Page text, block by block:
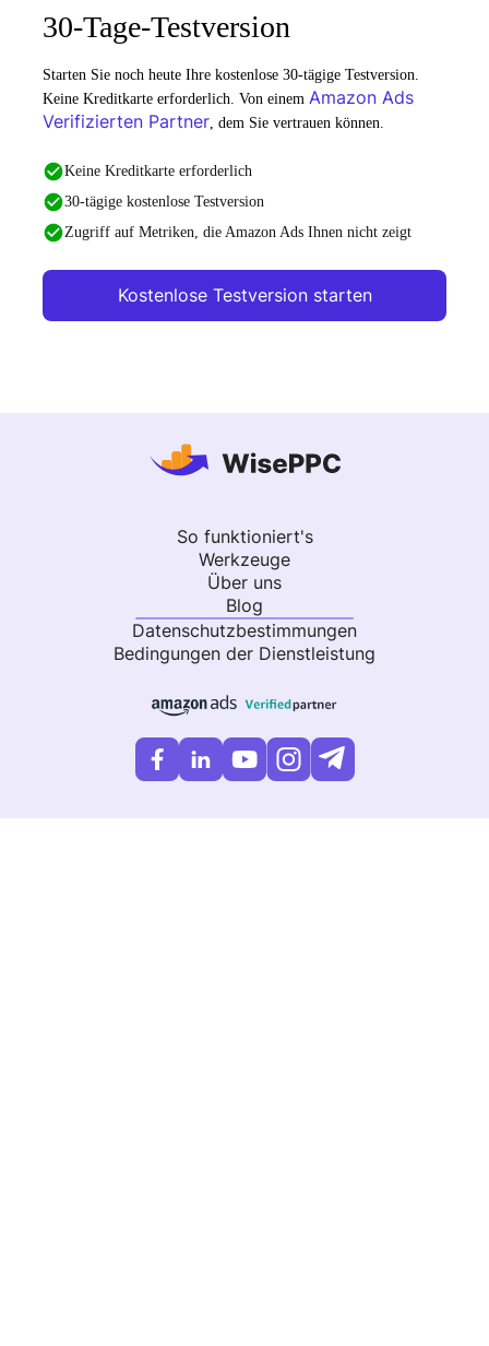
30-Tage-Testversion
Starten Sie noch heute Ihre kostenlose 30-tägige Testversion.
Keine Kreditkarte erforderlich. Von einem Amazon Ads
Verifizierten Partner, dem Sie vertrauen können.
Keine Kreditkarte erforderlich
30-tägige kostenlose Testversion
Zugriff auf Metriken, die Amazon Ads Ihnen nicht zeigt
Kostenlose Testversion starten
So funktioniert's
Werkzeuge
Über uns
Blog
Datenschutzbestimmungen
Bedingungen der Dienstleistung